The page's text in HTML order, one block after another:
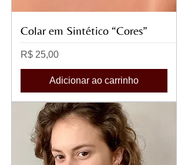
Colar em Sintético “Cores”
Preço
R$ 25,00
Adicionar ao carrinho